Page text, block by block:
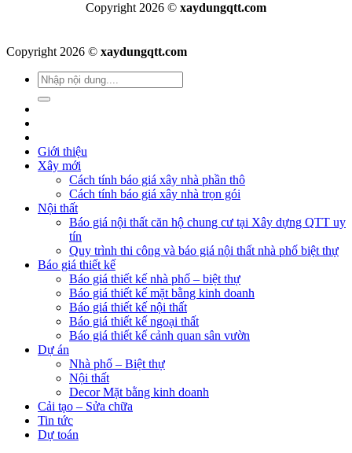
Copyright 2026 © xaydungqtt.com
Copyright 2026 © xaydungqtt.com
Giới thiệu
Xây mới
Cách tính báo giá xây nhà phần thô
Cách tính báo giá xây nhà trọn gói
Nội thất
Báo giá nội thất căn hộ chung cư tại Xây dựng QTT uy
tín
Quy trình thi công và báo giá nội thất nhà phố biệt thự
Báo giá thiết kế
Báo giá thiết kế nhà phố – biệt thự
Báo giá thiết kế mặt bằng kinh doanh
Báo giá thiết kế nội thất
Báo giá thiết kế ngoại thất
Báo giá thiết kế cảnh quan sân vườn
Dự án
Nhà phố – Biệt thự
Nội thất
Decor Mặt bằng kinh doanh
Cải tạo – Sửa chữa
Tin tức
Dự toán